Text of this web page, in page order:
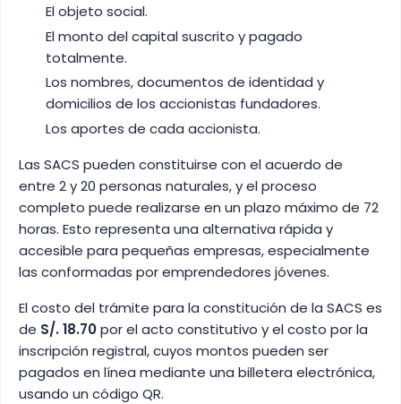
El objeto social.
El monto del capital suscrito y pagado
totalmente.
Los nombres, documentos de identidad y
domicilios de los accionistas fundadores.
Los aportes de cada accionista.
Las SACS pueden constituirse con el acuerdo de
entre 2 y 20 personas naturales, y el proceso
completo puede realizarse en un plazo máximo de 72
horas. Esto representa una alternativa rápida y
accesible para pequeñas empresas, especialmente
las conformadas por emprendedores jóvenes.
El costo del trámite para la constitución de la SACS es
de S/. 18.70por el acto constitutivo y el costo por la
inscripción registral, cuyos montos pueden ser
pagados en línea mediante una billetera electrónica,
usando un código QR.